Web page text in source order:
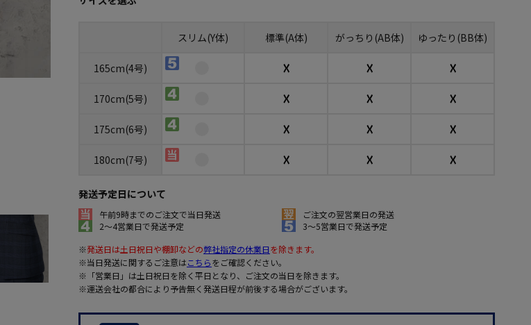
スリム(Y体) 標準(A体) がっちり(AB体) ゆったり(BB体)
165cm(4号) ☓ ☓ ☓
170cm(5号) ☓ ☓ ☓
175cm(6号) ☓ ☓ ☓
180cm(7号) ☓ ☓ ☓
発送予定日について
午前9時までのご注文で当日発送
ご注文の翌営業日の発送
2～4営業日で発送予定
3～5営業日で発送予定
※発送日は土日祝日や棚卸などの弊社指定の休業日を除きます。
※当日発送に関するご注意はこちらをご確認ください。
※「営業日」は土日祝日を除く平日となり、ご注文の当日を除きます。
※運送会社の都合により予告無く発送日程が前後する場合がございます。